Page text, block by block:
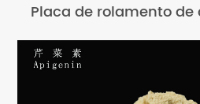
Placa de rolamento de